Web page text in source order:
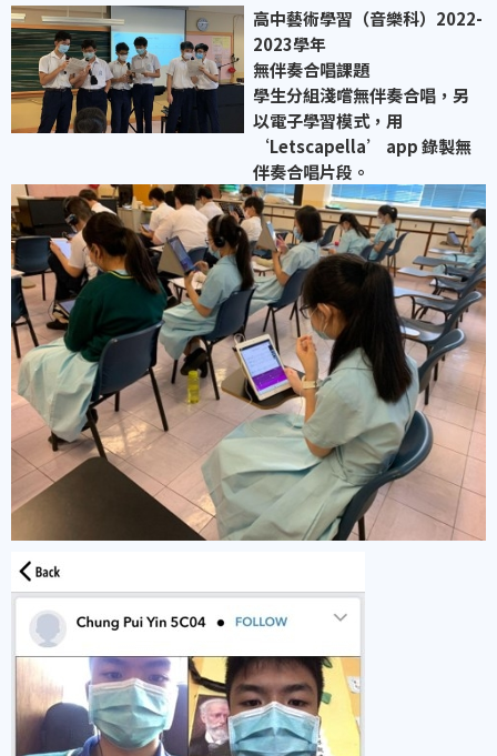
高中藝術學習（音樂科）2022-
2023學年
無伴奏合唱課題
學生分組淺嚐無伴奏合唱，另
以電子學習模式，用
‘Letscapella’ app 錄製無
伴奏合唱片段。